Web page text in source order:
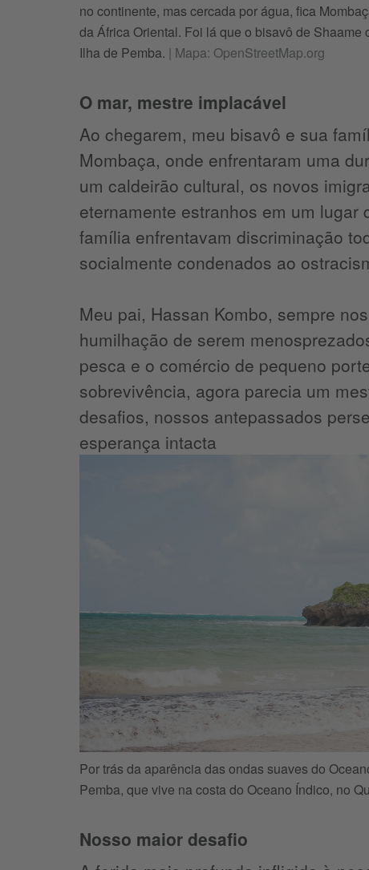
no continente, mas cercada por água, fica
da África Oriental. Foi lá que o bisavô de
Ilha de Pemba. | Mapa: OpenStreetMap.org
O mar, mestre implacável
Ao chegarem, meu bisavô e sua
Mombaça, onde enfrentaram uma
um caldeirão cultural, os novos
eternamente estranhos em um
família enfrentavam discriminação
socialmente condenados ao
Meu pai, Hassan Kombo, sempre
humilhação de serem
pesca e o comércio de pequeno
sobrevivência, agora parecia um
desafios, nossos antepassados
esperança intacta
Por trás da aparência das ondas suaves do
Pemba, que vive na costa do Oceano Índico, no
Nosso maior desafio